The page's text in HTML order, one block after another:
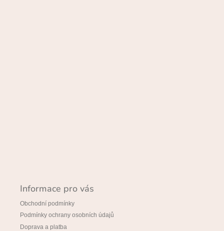
Informace pro vás
Obchodní podmínky
Podmínky ochrany osobních údajů
Doprava a platba